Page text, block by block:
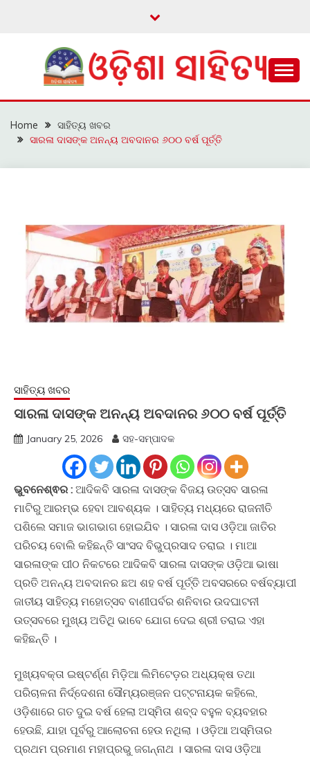
ଓଡ଼ିଶା ସାହିତ୍ୟ
Home
ସାହିତ୍ୟ ଖବର
ସାରଳା ଦାସଙ୍କ ଅନନ୍ୟ ଅବଦାନର ୬୦୦ ବର୍ଷ ପୂର୍ତ୍ତି
ସାହିତ୍ୟ ଖବର
ସାରଳା ଦାସଙ୍କ ଅନନ୍ୟ ଅବଦାନର ୬୦୦ ବର୍ଷ ପୂର୍ତ୍ତି
January 25, 2026 ସହ-ସମ୍ପାଦକ
ଭୁବନେଶ୍ଵର : ଆଦିକବି ସାରଳା ଦାସଙ୍କ ବିଜୟ ଉତ୍ସବ ସାରଳା
ମାଟିରୁ ଆରମ୍ଭ ହେବା ଆବଶ୍ୟକ । ସାହିତ୍ୟ ମଧ୍ୟରେ ରାଜନୀତି
ପଶିଲେ ସମାଜ ଭାଗଭାଗ ହୋଇଯିବ । ସାରଳା ଦାସ ଓଡ଼ିଆ ଜାତିର
ପରିଚୟ ବୋଲି କହିଛନ୍ତି ସାଂସଦ ବିଭୁପ୍ରସାଦ ତରାଇ । ମାଆ
ସାରଳାଙ୍କ ପୀଠ ନିକଟରେ ଆଦିକବି ସାରଳା ଦାସଙ୍କ ଓଡ଼ିଆ ଭାଷା
ପ୍ରତି ଅନନ୍ୟ ଅବଦାନର ଛଅ ଶହ ବର୍ଷ ପୂର୍ତ୍ତି ଅବସରରେ ବର୍ଷବ୍ୟାପୀ
ଜାତୀୟ ସାହିତ୍ୟ ମହୋତ୍ସବ ବାଣୀପର୍ବର ଶନିବାର ଉଦଘାଟନୀ
ଉତ୍ସବରେ ମୁଖ୍ୟ ଅତିଥି ଭାବେ ଯୋଗ ଦେଇ ଶ୍ରୀ ତରାଇ ଏହା
କହିଛନ୍ତି ।
ମୁଖ୍ୟବକ୍ତା ଇଷ୍ଟର୍ଣ୍ଣ ମିଡ଼ିଆ ଲିମିଟେଡ଼ର ଅଧ୍ୟକ୍ଷ ତଥା
ପରିଚାଳନା ନିର୍ଦ୍ଦେଶନା ସୌମ୍ୟରଞ୍ଜନ ପଟ୍ଟନାୟକ କହିଲେ,
ଓଡ଼ିଶାରେ ଗତ ଦୁଇ ବର୍ଷ ହେଲା ଅସ୍ମିତା ଶବ୍ଦ ବହୁଳ ବ୍ୟବହାର
ହେଉଛି, ଯାହା ପୂର୍ବରୁ ଆଲୋଚନା ହେଉ ନଥିଲା । ଓଡ଼ିଆ ଅସ୍ମିତାର
ପ୍ରଥମ ପ୍ରମାଣ ମହାପ୍ରଭୁ ଜଗନ୍ନାଥ । ସାରଳା ଦାସ ଓଡ଼ିଆ